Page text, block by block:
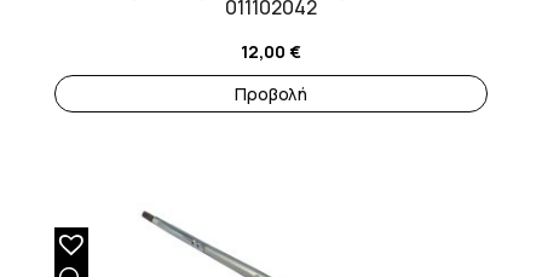
011102042
12,00 €
Προβολή